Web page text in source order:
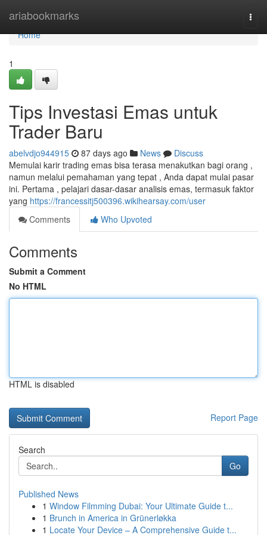
ariabookmarks
Home
Home
1
Tips Investasi Emas untuk
Trader Baru
abelvdjo944915 87 days ago News
Discuss
Memulai karir trading emas bisa terasa menakutkan bagi orang ,
namun melalui pemahaman yang tepat , Anda dapat mulai pasar
ini. Pertama , pelajari dasar-dasar analisis emas, termasuk faktor
yang https://francessitj500396.wikihearsay.com/user
Comments
Who Upvoted
Comments
Submit a Comment
No HTML
HTML is disabled
Report Page
Search
Go
Published News
1 Window Filmming Dubai: Your Ultimate Guide t...
1 Brunch in America in Grünerløkka
1 Locate Your Device – A Comprehensive Guide t...